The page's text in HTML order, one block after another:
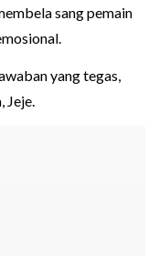
sang pemain
yang tegas,
Jeje.